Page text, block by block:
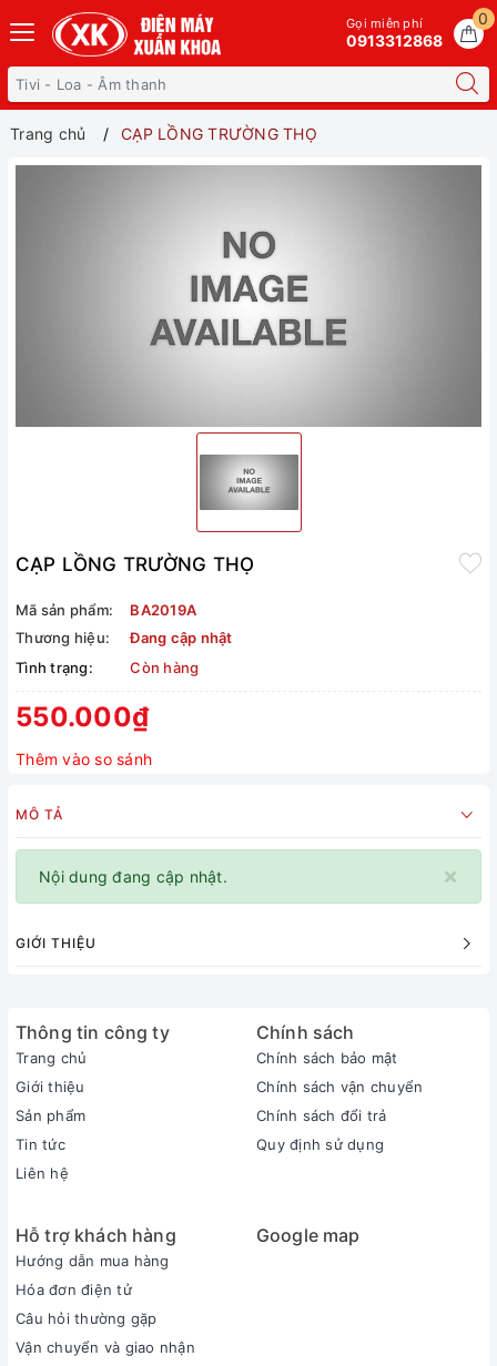
0
Gọi miễn phí
0913312868
Trang chủ CẠP LỒNG TRƯỜNG THỌ
CẠP LỒNG TRƯỜNG THỌ
Mã sản phẩm:
BA2019A
Thương hiệu:
Đang cập nhật
Tình trạng:
Còn hàng
550.000₫
Thêm vào so sánh
MÔ TẢ
×
Nội dung đang cập nhật.
GIỚI THIỆU
Thông tin công ty
Trang chủ
Giới thiệu
Sản phẩm
Tin tức
Liên hệ
Chính sách
Chính sách bảo mật
Chính sách vận chuyển
Chính sách đổi trả
Quy định sử dụng
Hỗ trợ khách hàng
Hướng dẫn mua hàng
Hóa đơn điện tử
Câu hỏi thường gặp
Vận chuyển và giao nhận
Google map